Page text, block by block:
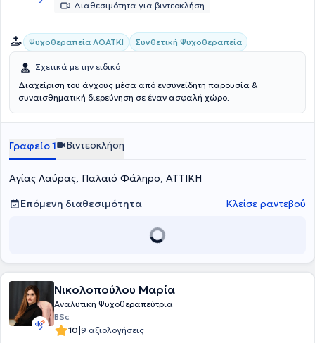
Διαθεσιμότητα για βιντεοκλήση
Ψυχοθεραπεία ΛΟΑΤΚΙ Συνθετική Ψυχοθεραπεία
Σχετικά με την ειδικό
Διαχείριση του άγχους μέσα από ενσυνείδητη παρουσία &
συναισθηματική διερεύνηση σε έναν ασφαλή χώρο.
Γραφείο 1 Βιντεοκλήση
Αγίας Λαύρας, Παλαιό Φάληρο, ΑΤΤΙΚΗ
Επόμενη διαθεσιμότητα
Κλείσε ραντεβού
Νικολοπούλου Μαρία
Αναλυτική Ψυχοθεραπεύτρια
BSc
10|9 αξιολογήσεις